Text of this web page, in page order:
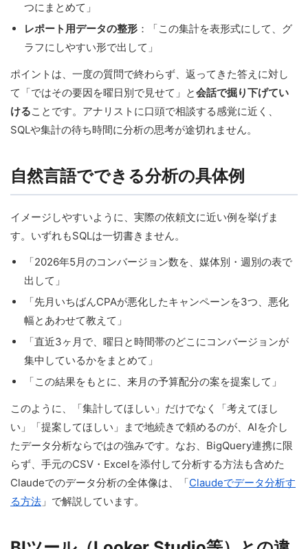
つにまとめて」
レポート用データの整形 ：「この集計を表形式にして、グ
ラフにしやすい形で出して」
ポイントは、一度の質問で終わらず、返ってきた答えに対し
て「ではその要因を曜日別で見せて」と会話で掘り下げてい
けることです。アナリストに口頭で相談する感覚に近く、
SQLや集計の待ち時間に分析の思考が途切れません。
自然言語でできる分析の具体例
イメージしやすいように、実際の依頼文に近い例を挙げま
す。いずれもSQLは一切書きません。
「2026年5月のコンバージョン数を、媒体別・週別の表で
出して」
「先月いちばんCPAが悪化したキャンペーンを3つ、悪化
幅とあわせて教えて」
「直近3ヶ月で、曜日と時間帯のどこにコンバージョンが
集中しているかをまとめて」
「この結果をもとに、来月の予算配分の案を提案して」
このように、「集計してほしい」だけでなく「考えてほし
い」「提案してほしい」まで地続きで頼めるのが、AIを介し
たデータ分析ならではの強みです。なお、BigQuery連携に限
らず、手元のCSV・Excelを添付して分析する方法も含めた
Claudeでのデータ分析の全体像は、「Claudeでデータ分析す
る方法 」で解説しています。